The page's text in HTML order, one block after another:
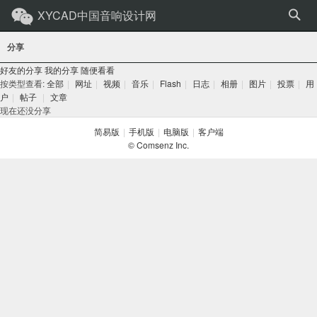
XYCAD中国音响设计网
分享
好友的分享我的分享随便看看
按类型查看:全部 | 网址 | 视频 | 音乐 | Flash | 日志 | 相册 | 图片 | 投票 | 用
户 | 帖子 | 文章
现在还没分享
简易版 | 手机版 | 电脑版 | 客户端
© Comsenz Inc.